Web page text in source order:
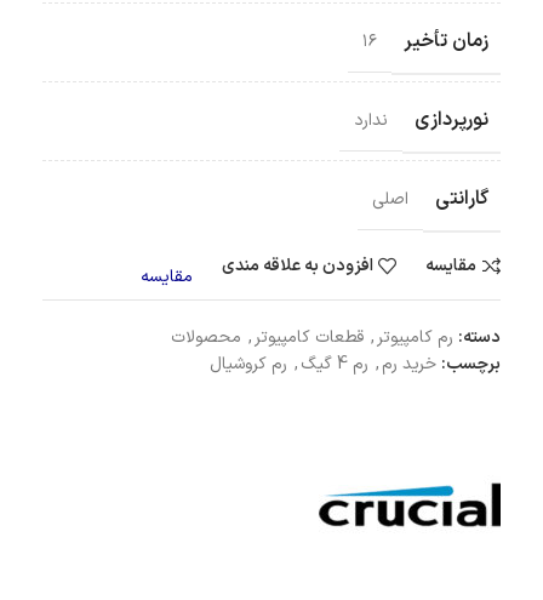
زمان تأخیر ۱۶
نورپردازی ندارد
گارانتی اصلی
مقایسه افزودن به علاقه مندی مقایسه
دسته: رم کامپیوتر , قطعات کامپیوتر , محصولات
برچسب: خرید رم, رم 4 گیگ , رم کروشیال